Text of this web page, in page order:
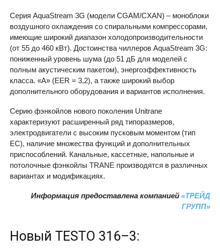
Серия AquaStream 3G (модели CGAM/CXAN) – моноблоки
воздушного охлаждения со спиральными компрессорами,
имеющие широкий диапазон холодопроизводительности
(от 55 до 460 кВт). Достоинства чиллеров AquaStream 3G:
пониженный уровень шума (до 51 дБ для моделей с
полным акустическим пакетом), энергоэффективность
класса. «А» (EER = 3,2), а также широкий выбор
дополнительного оборудования и вариантов исполнения.
Серию фэнкойлов нового поколения Unitrane
характеризуют расширенный ряд типоразмеров,
электродвигатели с высоким пусковым моментом (тип
ЕС), наличие множества функций и дополнительных
приспособлений. Канальные, кассетные, напольные и
потолочные фэнкойлы TRANE производятся в различных
вариантах и модификациях.
Информация предоставлена компанией «ТРЕЙД
ГРУПП»
Новый TESTO 316–3: